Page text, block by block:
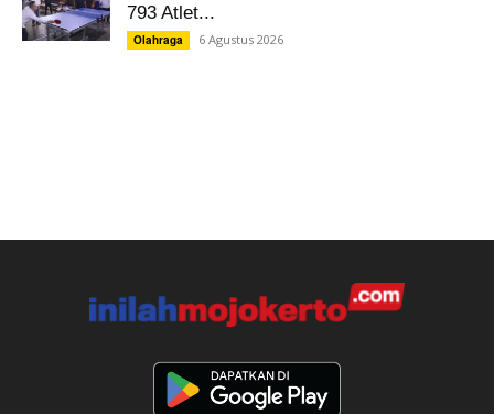
793 Atlet...
Olahraga 6 Agustus 2026